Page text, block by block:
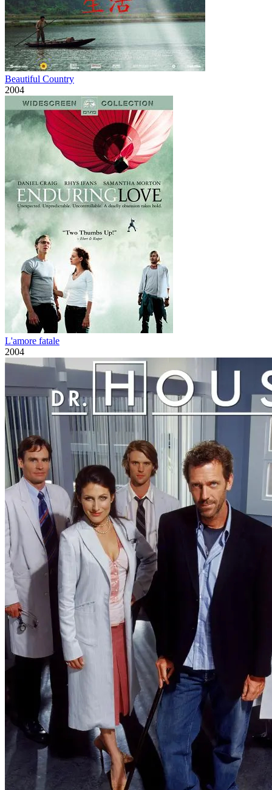
Beautiful Country
2004
L'amore fatale
2004